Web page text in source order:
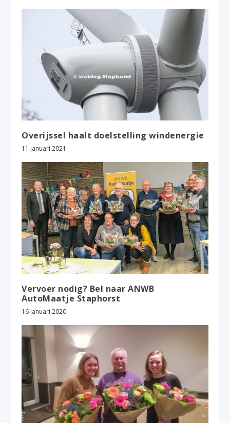
Overijssel haalt doelstelling windenergie
11 januari 2021
Vervoer nodig? Bel naar ANWB
AutoMaatje Staphorst
16 januari 2020